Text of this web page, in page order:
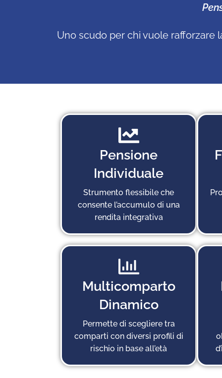
Pensione
Individuale
Strumento flessibile che
consente l’accumulo di una
rendita integrativa
Multicomparto
Dinamico
Permette di scegliere tra
comparti con diversi profili di
rischio in base all’età
Uno scudo per chi vuole rafforzare